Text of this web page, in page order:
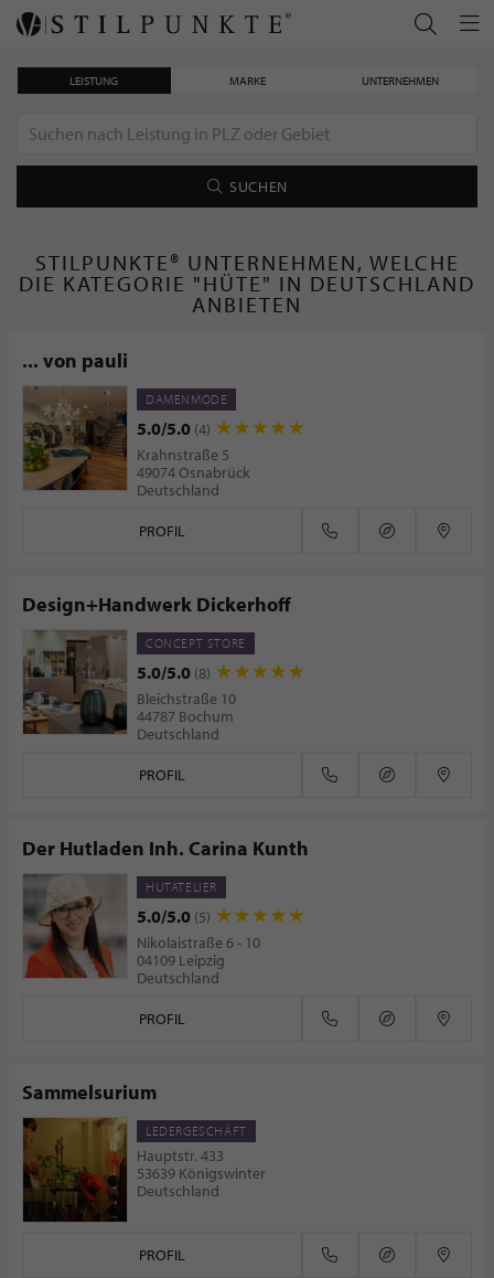
LEISTUNG MARKE UNTERNEHMEN
SUCHEN
STILPUNKTE® UNTERNEHMEN, WELCHE
DIE KATEGORIE "HÜTE" IN DEUTSCHLAND
ANBIETEN
... von pauli
DAMENMODE
5.0/5.0 (4)
Krahnstraße 5
49074 Osnabrück
Deutschland
PROFIL
Design+Handwerk Dickerhoff
CONCEPT STORE
5.0/5.0 (8)
Bleichstraße 10
44787 Bochum
Deutschland
PROFIL
Der Hutladen Inh. Carina Kunth
HUTATELIER
5.0/5.0 (5)
Nikolaistraße 6 - 10
04109 Leipzig
Deutschland
PROFIL
Sammelsurium
LEDERGESCHÄFT
Hauptstr. 433
53639 Königswinter
Deutschland
PROFIL